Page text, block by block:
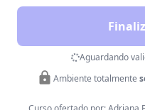
Aguardando
Ambiente totalmente